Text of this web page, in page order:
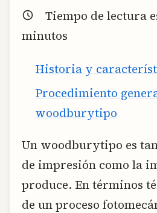
Tiempo de lectura
minutos
Historia y
Procedimiento
woodburytipo
Un woodburytipo es
de impresión como la
produce. En términos
de un proceso